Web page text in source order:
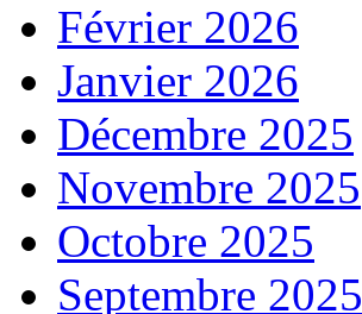
Février 2026
Janvier 2026
Décembre 2025
Novembre 2025
Octobre 2025
Septembre 2025